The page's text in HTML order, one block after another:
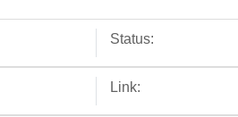
Status:
Link: